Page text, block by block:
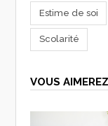
Estime de soi
Scolarité
VOUS